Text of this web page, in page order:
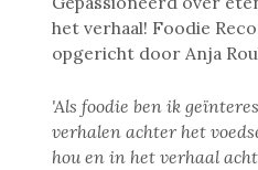
het verhaal! Foodie
opgericht door Anja
'Als foodie ben ik
verhalen achter het
hou en in het verhaal